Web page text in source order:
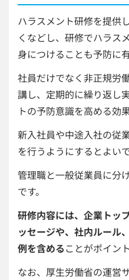
ハラスメント研修を提供
くなどし、研修でハラス
身につけることも予防に有
社員だけでなく非正規労
講し、定期的に繰り返し
トの予防意識を高める効
新入社員や中途入社の従
を行うようにするとよい
管理職と一般従業員に分
です。
研修内容には、企業トッ
ッセージや、社内ルール
例を含めることがポイン
なお、厚生労働省の運営